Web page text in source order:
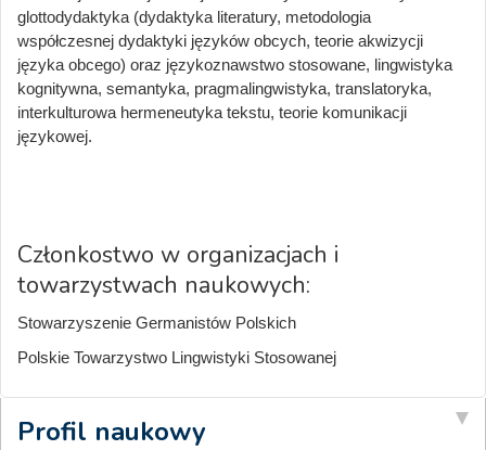
glottodydaktyka (dydaktyka literatury, metodologia
współczesnej dydaktyki języków obcych, teorie akwizycji
języka obcego) oraz językoznawstwo stosowane, lingwistyka
kognitywna, semantyka, pragmalingwistyka, translatoryka,
interkulturowa hermeneutyka tekstu, teorie komunikacji
językowej.
Członkostwo w organizacjach i
towarzystwach naukowych:
Stowarzyszenie Germanistów Polskich
Polskie Towarzystwo Lingwistyki Stosowanej
Profil naukowy